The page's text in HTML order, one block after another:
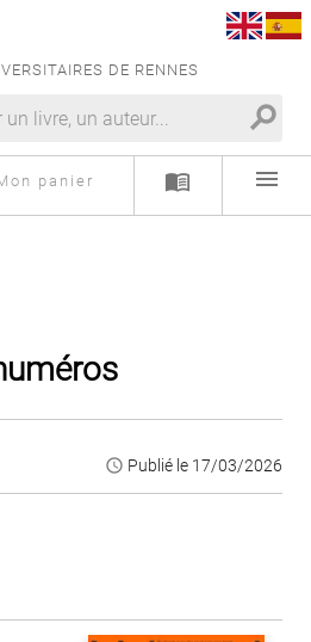
DE RENNES
search
panier menu_book menu
access_time Publié le 17/03/2026